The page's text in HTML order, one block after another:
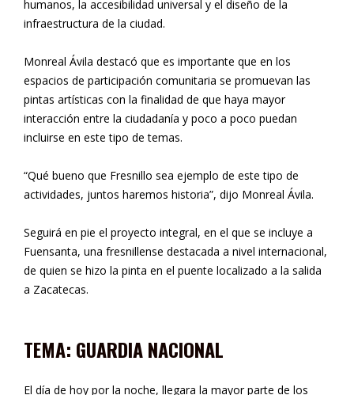
humanos, la accesibilidad universal y el diseño de la
infraestructura de la ciudad.
Monreal Ávila destacó que es importante que en los
espacios de participación comunitaria se promuevan las
pintas artísticas con la finalidad de que haya mayor
interacción entre la ciudadanía y poco a poco puedan
incluirse en este tipo de temas.
“Qué bueno que Fresnillo sea ejemplo de este tipo de
actividades, juntos haremos historia”, dijo Monreal Ávila.
Seguirá en pie el proyecto integral, en el que se incluye a
Fuensanta, una fresnillense destacada a nivel internacional,
de quien se hizo la pinta en el puente localizado a la salida
a Zacatecas.
TEMA: GUARDIA NACIONAL
El día de hoy por la noche, llegara la mayor parte de los